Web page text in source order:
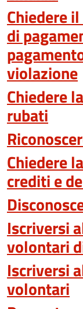
Chiedere
di
violazione
Chiedere
rubati
Chiedere
crediti e
Iscriversi
volontari
Iscriversi
volontari